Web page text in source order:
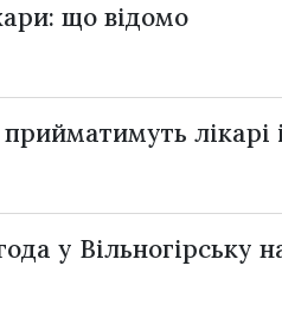
що відомо
лікарі
у Вільногірську